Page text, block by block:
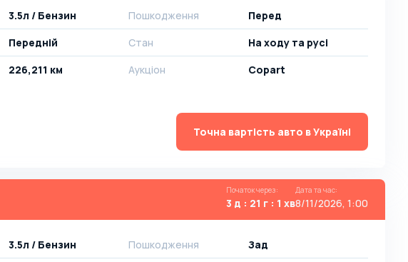
3.5л / Бензин
Передній
226,211 км
Пошкодження
Перед
Стан
На ​​ходу та русі
Аукціон
Copart
Точна вартість авто в Україні
Початок через:
3 д : 21 г : 1 хв
Дата та час:
8/11/2026, 1:00
3.5л / Бензин
Пошкодження
Зад